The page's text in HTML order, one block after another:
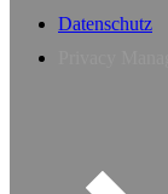
Datenschutz